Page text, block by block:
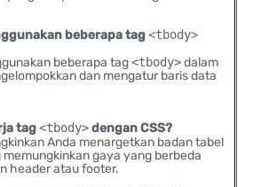
beberapa tag<tbody>
beberapa tag<tbody>dalam
dan mengatur baris data
tag<tbody>dengan CSS?
Anda menargetkan badan tabel
gaya yang berbeda
header atau footer.